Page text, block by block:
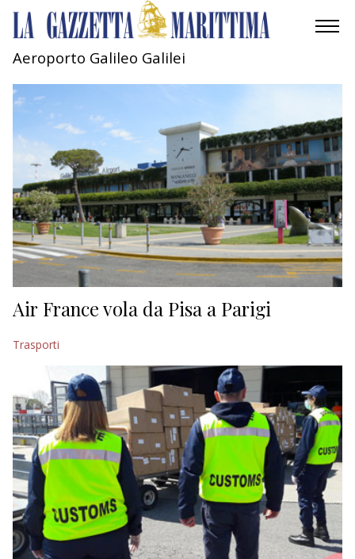
AMBIENTE
MOBILITÀ
INDUSTRIA
RICERCA
ECONOMIA
TURISMO
CULTURA
NAUTICA
EDITORIALI
Aeroporto Galileo Galilei
Air France vola da Pisa a Parigi
Trasporti